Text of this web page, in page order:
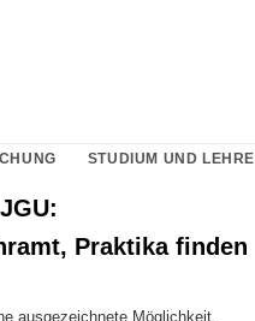
STUDIUM UND LEHRE
Praktika finden
ausgezeichnete Möglichkeit,